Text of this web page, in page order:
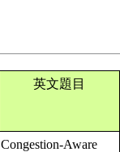
英文題目
Congestion-Aware